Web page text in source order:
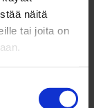
näitä
tai joita on